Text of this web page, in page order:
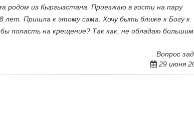
родом из Кыргызстана. Приезжаю в гости на пару
лет. Пришла к этому сама. Хочу быть ближе к Богу к
попасть на крещение? Так как, не обладаю большим
Вопрос
29 июня